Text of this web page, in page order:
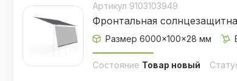
Артикул 9103103949
Фронтальная
Размер 6000×100×28 мм
Состояние Товар новый